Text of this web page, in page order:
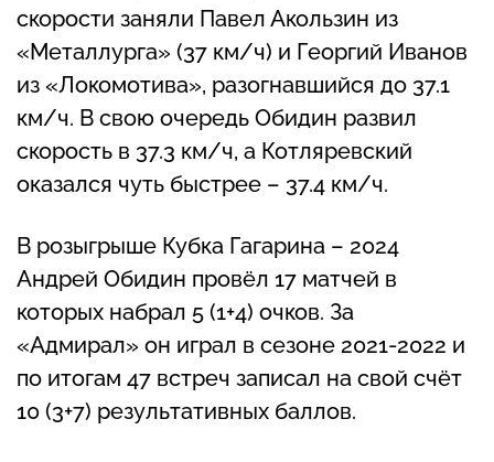
скорости заняли Павел Акользин из
«Металлурга» (37 км/ч) и Георгий Иванов
из «Локомотива», разогнавшийся до 37.1
км/ч. В свою очередь Обидин развил
скорость в 37.3 км/ч, а Котляревский
оказался чуть быстрее – 37.4 км/ч.
В розыгрыше Кубка Гагарина – 2024
Андрей Обидин провёл 17 матчей в
которых набрал 5 (1+4) очков. За
«Адмирал» он играл в сезоне 2021-2022 и
по итогам 47 встреч записал на свой счёт
10 (3+7) результативных баллов.